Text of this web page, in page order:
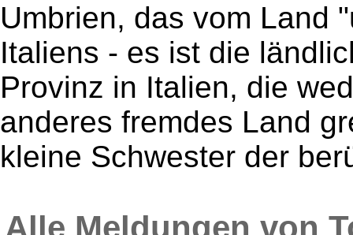
Umbrien, das vom Land
Italiens - es ist die
Provinz in Italien, die
anderes fremdes Land
kleine Schwester der